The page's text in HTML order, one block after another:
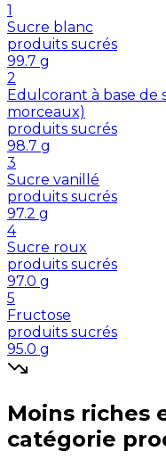
1
Sucre blanc
produits sucrés
99.7 g
2
Edulcorant à base de
morceaux)
produits sucrés
98.7 g
3
Sucre vanillé
produits sucrés
97.2 g
4
Sucre roux
produits sucrés
97.0 g
5
Fructose
produits sucrés
95.0 g
Moins riches
catégorie